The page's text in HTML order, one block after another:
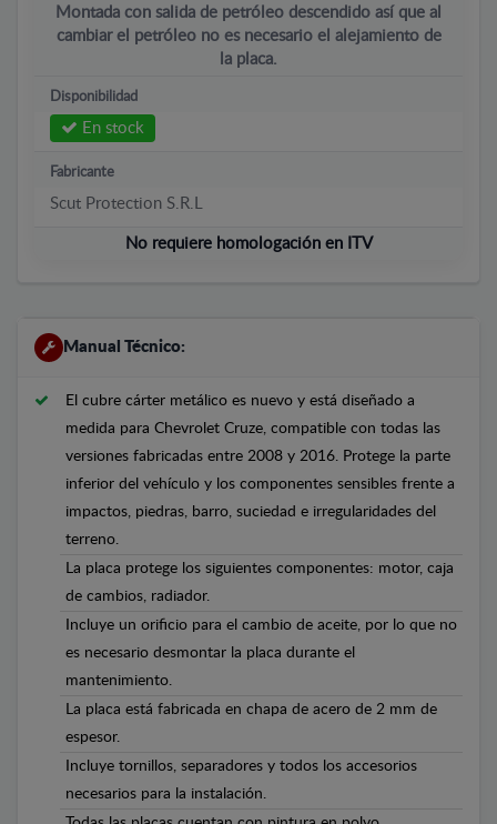
Montada con salida de petróleo descendido así que al
cambiar el petróleo no es necesario el alejamiento de
la placa.
Disponibilidad
En stock
Fabricante
Scut Protection S.R.L
No requiere homologación en ITV
Manual Técnico:
El cubre cárter metálico es nuevo y está diseñado a
medida para Chevrolet Cruze, compatible con todas las
versiones fabricadas entre 2008 y 2016. Protege la parte
inferior del vehículo y los componentes sensibles frente a
impactos, piedras, barro, suciedad e irregularidades del
terreno.
La placa protege los siguientes componentes: motor, caja
de cambios, radiador.
Incluye un orificio para el cambio de aceite, por lo que no
es necesario desmontar la placa durante el
mantenimiento.
La placa está fabricada en chapa de acero de 2 mm de
espesor.
Incluye tornillos, separadores y todos los accesorios
necesarios para la instalación.